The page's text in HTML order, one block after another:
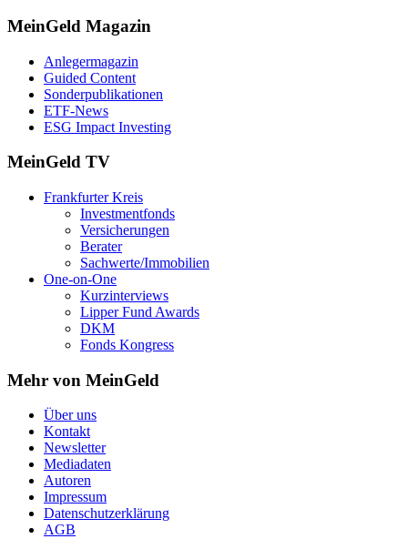
MeinGeld Magazin
Anlegermagazin
Guided Content
Sonderpublikationen
ETF-News
ESG Impact Investing
MeinGeld TV
Frankfurter Kreis
Investmentfonds
Versicherungen
Berater
Sachwerte/Immobilien
One-on-One
Kurzinterviews
Lipper Fund Awards
DKM
Fonds Kongress
Mehr von MeinGeld
Über uns
Kontakt
Newsletter
Mediadaten
Autoren
Impressum
Datenschutzerklärung
AGB